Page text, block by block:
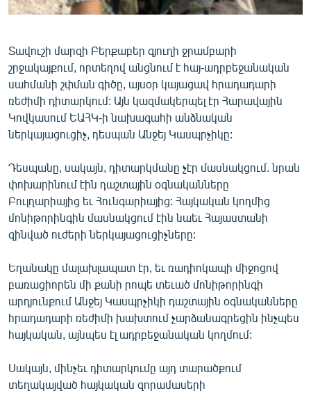
ՄԵԿՆԱԲԱՆՈՒԹՅՈՒՆ
ԿՈՐՈՆԱՎԻՐՈՒՍ
ԱՐԽԻՎ
ՏԵՍԱՆՅՈՒԹԵՐ
ԲԱՆԱՎԵՃ
ՁԳՏԵԼՈՎ ԼԱՎԱԳՈՒՅՆԻՆ
ՓՈԴՔԱՍԹ
Հայերեն
Русский
ՀԵՏԵՎԵՔ ՄԵԶ
Տավուշի մարզի Բերքաբեր գյուղի ջրամբարի
շրջակայքում, որտեղով անցնում է հայ-ադրբեջանական
սահմանի շփման գիծը, այսօր կայացավ հրադադարի
ռեժիմի դիտարկում: Այն կազմակերպել էր Հարավային
Կովկասում ԵԱՀԿ-ի նախագահի անձնական
ներկայացուցիչ, դեսպան Անջեյ Կասպրչիկը:
Դեսպանը, սակայն, դիտարկմանը չէր մասնակցում. նրան
փոխարինում էին դաշտային օգնականները
Բուլղարիայից եւ Հունգարիայից: Հայկական կողմից
մոնիթորինգին մասնակցում էին նաեւ Հայաստանի
զինված ուժերի ներկայացուցիչները:
Եղանակը մալախլապատ էր, եւ ռադիոկապի միջոցով
բառացիորեն մի քանի րոպե տեւած մոնիթորինգի
արդյունքում Անջեյ Կասպրչիկի դաշտային օգնականները
հրադադարի ռեժիմի խախտում չարձանագրեցին ինչպես
հայկական, այնպես էլ ադրբեջանական կողմում:
Սակայն, մինչեւ դիտարկումը այդ տարածքում
տեղակայված հայկական զորամասերի